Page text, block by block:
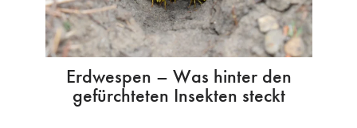
Erdwespen – Was hinter den
gefürchteten Insekten steckt